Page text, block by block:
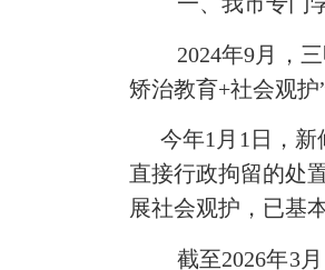
2024年9月，
矫治教育+社会观
今年1月1日 ， 新
直接行政拘留的处
展社会观护，已基
截至2026年3